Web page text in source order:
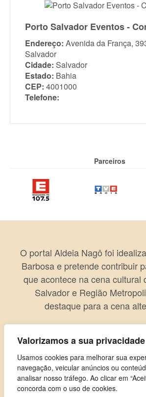
Valorizamos a sua privacidade
Usamos cookies para melhorar sua
navegação, veicular anúncios ou
analisar nosso tráfego. Ao clicar em
concorda com o uso de cookies.
Porto Salvador Eventos -
Endereço: Avenida da França,
Salvador
Cidade: Salvador
Estado: Bahia
CEP: 4001000
Telefone:
Parceiros
O portal Aldeia Nagô foi
Barbosa e pretende contribuir
que acontece na cena cultural
Salvador e Região
destaque para a cena